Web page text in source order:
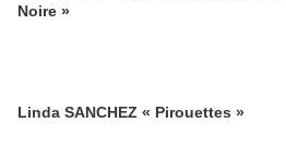
Noire »
Linda SANCHEZ « Pirouettes »